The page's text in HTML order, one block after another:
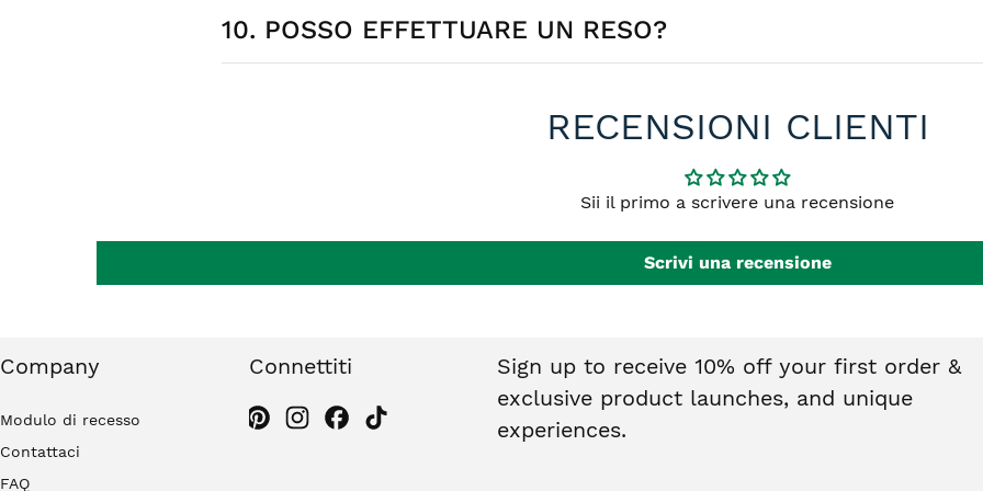
Consegniamo in 24-48 ore in Italia e in 4-5 giorni lavorativi in Europa. Le tempistiche possono
10. POSSO EFFETTUARE UN RESO?
originale. Gli orecchini non rientrano nel diritto di recesso. Ti basterà contattarci e riceverai tutte
RECENSIONI CLIENTI
Sii il primo a scrivere una recensione
Scrivi una recensione
Company
Modulo di recesso
Contattaci
FAQ
Connettiti
Sign up to receive 10% off your first order &
exclusive product launches, and unique
experiences.